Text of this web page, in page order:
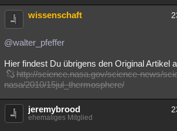
wissenschaft
@walter_pfeffer
Hier findest Du übrigens den Original Artikel
http://science.nasa.gov/science-news/
nasa/2010/15jul_thermosphere/
jeremybrood
ehemaliges Mitglied